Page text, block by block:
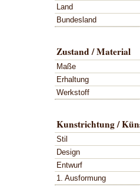
Land
Bundesland
Zustand / Material
Maße
Erhaltung
Werkstoff
Kunstrichtung /
Stil
Design
Entwurf
1. Ausformung